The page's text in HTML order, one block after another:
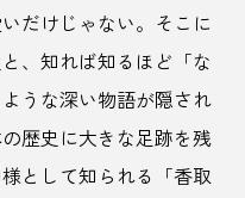
well-being
アオアシ
だけじゃない。そこに
、知れば知るほど「な
うな深い物語が隠され
歴史に大きな足跡を残
として知られる「香取